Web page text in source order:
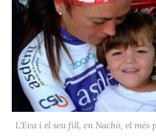
L'Eva i el seu fill, en Nacho, el més